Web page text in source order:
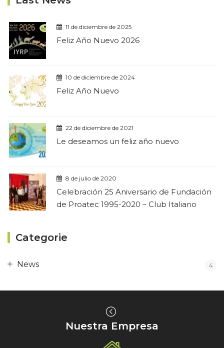
11 de diciembre de 2025
Feliz Año Nuevo 2026
10 de diciembre de 2024
Feliz Año Nuevo
22 de diciembre de 2021
Le deseamos un feliz año nuevo
8 de julio de 2020
Celebración 25 Aniversario de Fundación
de Proatec 1995-2020 – Club Italiano
Categorie
News 4
Nuestra Empresa